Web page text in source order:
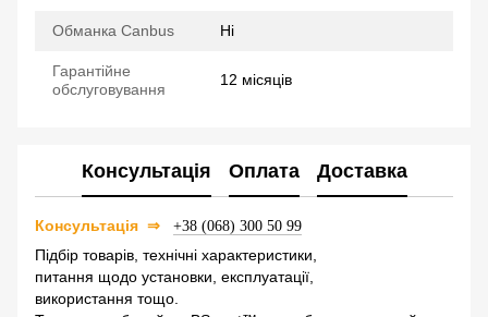
Обманка Canbus Ні
Гарантійне
обслуговування
12 місяців
Консультація Оплата Доставка
Консультація ⇒ +38 (068) 300 50 99
Підбір товарів, технічні характеристики,
питання щодо установки, експлуатації,
використання тощо.